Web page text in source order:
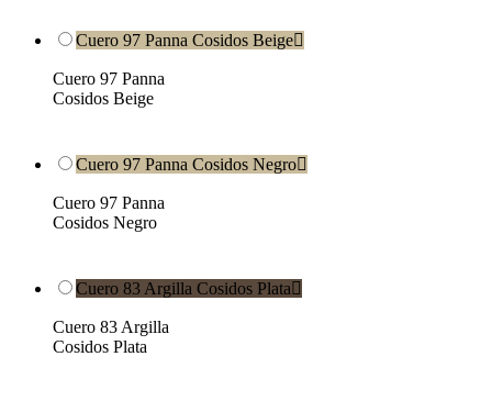
Cuero 97 Panna Cosidos Beige
Cuero 97 Panna
Cosidos Beige
Cuero 97 Panna Cosidos Negro
Cuero 97 Panna
Cosidos Negro
Cuero 83 Argilla Cosidos Plata
Cuero 83 Argilla
Cosidos Plata